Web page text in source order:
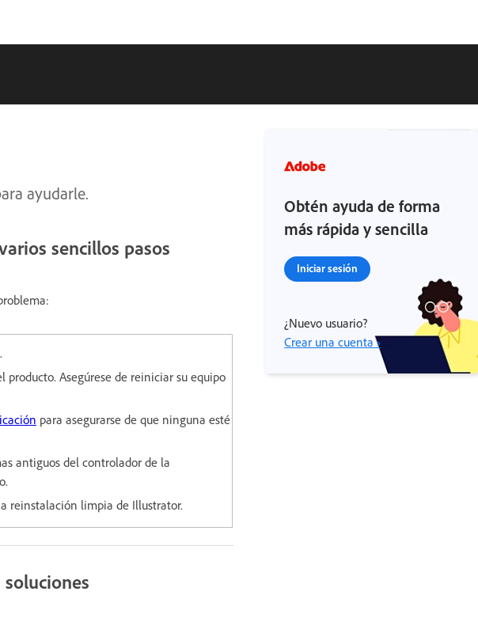
ayudarle.
sencillos pasos
.
producto. Asegúrese de reiniciar su equipo
para asegurarse de que ninguna esté
antiguos del controlador de la
reinstalación limpia de Illustrator.
Obtén ayuda de forma
más rápida y sencilla
Iniciar sesión
¿Nuevo usuario?
Crear una cuenta ›